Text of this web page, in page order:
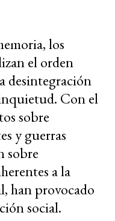
los
el orden
desintegración
Con el
sobre
y guerras
sobre
a la
han provocado
social.